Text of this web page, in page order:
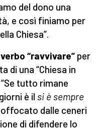
del dono una
e così finiamo per
Chiesa”.
“ravvivare” per
di una “Chiesa in
tutto rimane
è il si è sempre
dalle ceneri
di difendere lo